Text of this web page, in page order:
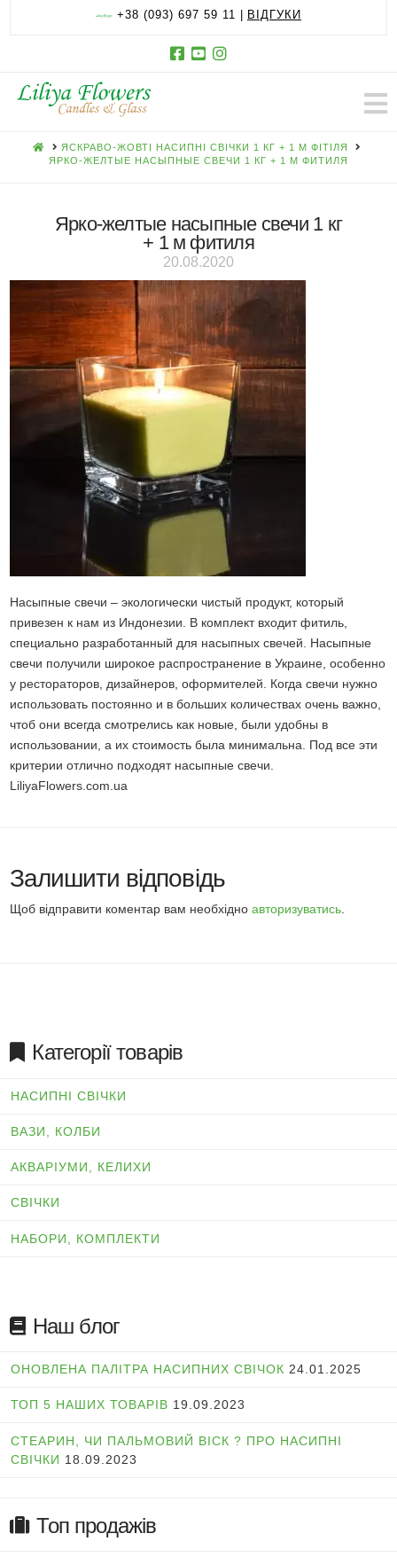
+38 (093) 697 59 11 | ВІДГУКИ
HOMEЯСКРАВО-ЖОВТІ НАСИПНІ СВІЧКИ 1 КГ + 1 М ФІТІЛЯ
ЯРКО-ЖЕЛТЫЕ НАСЫПНЫЕ СВЕЧИ 1 КГ + 1 М ФИТИЛЯ
Ярко-желтые насыпные свечи 1 кг
+ 1 м фитиля
20.08.2020
Насыпные свечи – экологически чистый продукт, который
привезен к нам из Индонезии. В комплект входит фитиль,
специально разработанный для насыпных свечей. Насыпные
свечи получили широкое распространение в Украине, особенно
у рестораторов, дизайнеров, оформителей. Когда свечи нужно
использовать постоянно и в больших количествах очень важно,
чтоб они всегда смотрелись как новые, были удобны в
использовании, а их стоимость была минимальна. Под все эти
критерии отлично подходят насыпные свечи.
LiliyaFlowers.com.ua
Залишити відповідь
Щоб відправити коментар вам необхідноавторизуватись
Категорії товарів
НАСИПНІ СВІЧКИ
ВАЗИ, КОЛБИ
АКВАРІУМИ, КЕЛИХИ
СВІЧКИ
НАБОРИ, КОМПЛЕКТИ
Наш блог
ОНОВЛЕНА ПАЛІТРА НАСИПНИХ СВІЧОК 24.01.2025
ТОП 5 НАШИХ ТОВАРІВ 19.09.2023
СТЕАРИН, ЧИ ПАЛЬМОВИЙ ВІСК ? ПРО НАСИПНІ
СВІЧКИ 18.09.2023
Топ продажів